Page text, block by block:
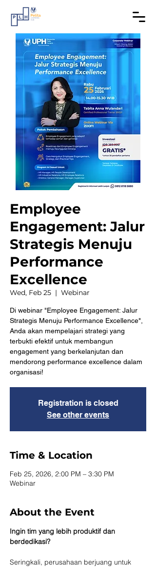
Employee
Engagement: Jalur
Strategis Menuju
Performance
Excellence
Wed, Feb 25
  |
Webinar
Di webinar "Employee Engagement: Jalur
Strategis Menuju Performance Excellence",
Anda akan mempelajari strategi yang
terbukti efektif untuk membangun
engagement yang berkelanjutan dan
mendorong performance excellence dalam
organisasi!
Registration is closed
See other events
Time & Location
Feb 25, 2026, 2:00 PM – 3:30 PM
Webinar
About the Event
Ingin tim yang lebih produktif dan
berdedikasi?
Seringkali, perusahaan berjuang untuk